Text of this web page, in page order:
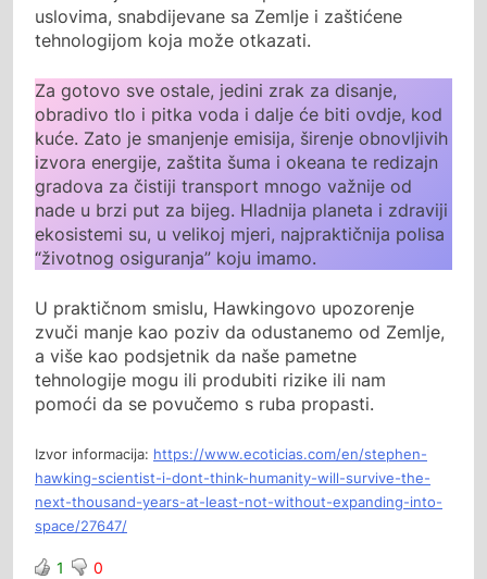
uslovima, snabdijevane sa Zemlje i zaštićene
tehnologijom koja može otkazati.
Za gotovo sve ostale, jedini zrak za disanje,
obradivo tlo i pitka voda i dalje će biti ovdje, kod
kuće. Zato je smanjenje emisija, širenje obnovljivih
izvora energije, zaštita šuma i okeana te redizajn
gradova za čistiji transport mnogo važnije od
nade u brzi put za bijeg. Hladnija planeta i zdraviji
ekosistemi su, u velikoj mjeri, najpraktičnija polisa
“životnog osiguranja” koju imamo.
U praktičnom smislu, Hawkingovo upozorenje
zvuči manje kao poziv da odustanemo od Zemlje,
a više kao podsjetnik da naše pametne
tehnologije mogu ili produbiti rizike ili nam
pomoći da se povučemo s ruba propasti.
Izvor informacija: https://www.ecoticias.com/en/stephen-
hawking-scientist-i-dont-think-humanity-will-survive-the-
next-thousand-years-at-least-not-without-expanding-into-
space/27647/
1 0